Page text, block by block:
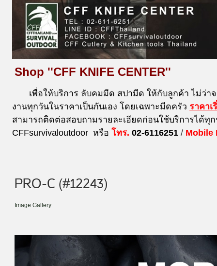
Shop ''CFF KNIFE CENTER''
เพื่อให้บริการ ลับคมมีด สปามีด ให้กับลูกค้า ไม่ว่
งานทุกวันในราคาเป็นกันเอง โดยเฉพาะมีดครัว ราคาเ
สามารถติดต่อสอบถามรายละเอียดก่อนใช้บริการได้ทุ
CFFsurvivaloutdoor หรือ โทร. 02-6116251 / Mobile
PRO-C (#12243)
Image Gallery